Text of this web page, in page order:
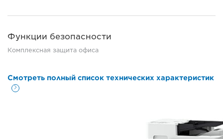
Функции безопасности
Комплексная защита офиса
Смотреть полный список технических характеристик